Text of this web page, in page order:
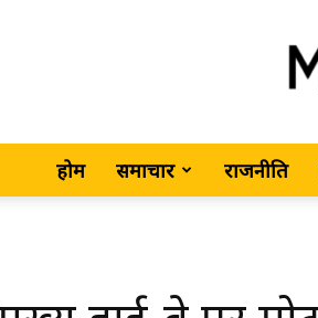
होम समाचार राजनीति